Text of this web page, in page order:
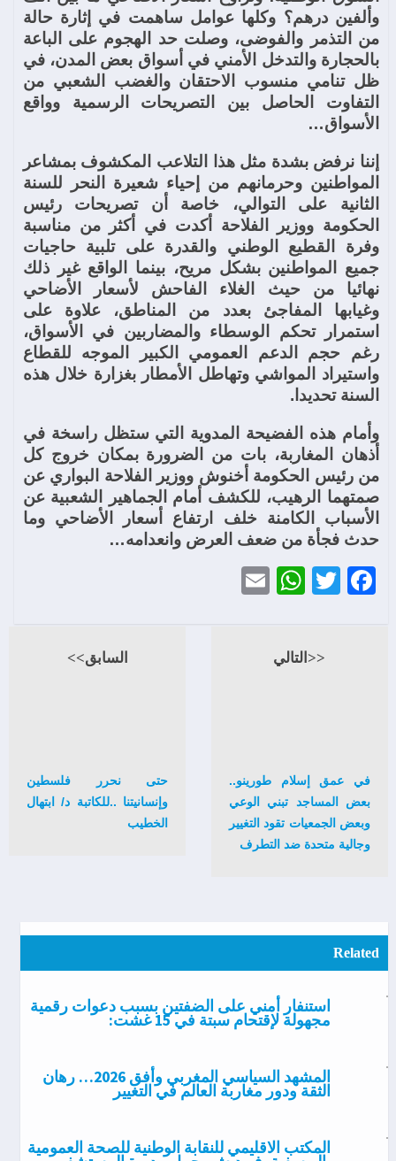
وألفين درهم؟ وكلها عوامل ساهمت في إثارة حالة
من التذمر والفوضى، وصلت حد الهجوم على الباعة
بالحجارة والتدخل الأمني في أسواق بعض المدن، في
ظل تنامي منسوب الاحتقان والغضب الشعبي من
التفاوت الحاصل بين التصريحات الرسمية وواقع
الأسواق…
إننا نرفض بشدة مثل هذا التلاعب المكشوف بمشاعر
المواطنين وحرمانهم من إحياء شعيرة النحر للسنة
الثانية على التوالي، خاصة أن تصريحات رئيس
الحكومة ووزير الفلاحة أكدت في أكثر من مناسبة
وفرة القطيع الوطني والقدرة على تلبية حاجيات
جميع المواطنين بشكل مريح، بينما الواقع غير ذلك
نهائيا من حيث الغلاء الفاحش لأسعار الأضاحي
وغيابها المفاجئ بعدد من المناطق، علاوة على
استمرار تحكم الوسطاء والمضاربين في الأسواق،
رغم حجم الدعم العمومي الكبير الموجه للقطاع
واستيراد المواشي وتهاطل الأمطار بغزارة خلال هذه
السنة تحديدا.
وأمام هذه الفضيحة المدوية التي ستظل راسخة في
أذهان المغاربة، بات من الضرورة بمكان خروج كل
من رئيس الحكومة أخنوش ووزير الفلاحة البواري عن
صمتهما الرهيب، للكشف أمام الجماهير الشعبية عن
الأسباب الكامنة خلف ارتفاع أسعار الأضاحي وما
حدث فجأة من ضعف العرض وانعدامه…
Facebook
Twitter
WhatsApp
السابق>>
حتى نحرر فلسطين
وإنسانيتنا ..للكاتبة د/ ابتهال
الخطيب
<<التالي
في عمق إسلام طورينو..
بعض المساجد تبني الوعي
وبعض الجمعيات تقود التغيير
وجالية متحدة ضد التطرف
Related
استنفار أمني على الضفتين بسبب دعوات رقمية
مجهولة لإقتحام سبتة في 15 غشت:
المشهد السياسي المغربي وأفق 2026… رهان
الثقة ودور مغاربة العالم في التغيير
المكتب الاقليمي للنقابة الوطنية للصحة العمومية